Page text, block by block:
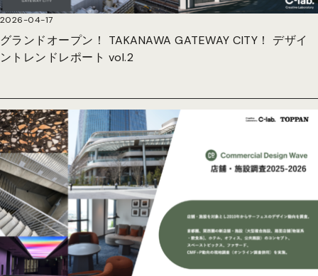
2026-04-17
グランドオープン！ TAKANAWA GATEWAY CITY！ デザイ
ントレンドレポート vol.2